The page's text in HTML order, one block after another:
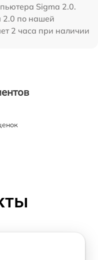
Sigma 2.0.
2.0 по нашей
2 часа при наличии